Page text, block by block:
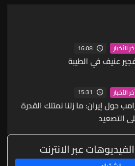
الأخبار 16:08
عنيف في الطيبة
الأخبار 15:31
حول إيران: ما زلنا نمتلك القدرة
التصعيد
عبر الانترنت